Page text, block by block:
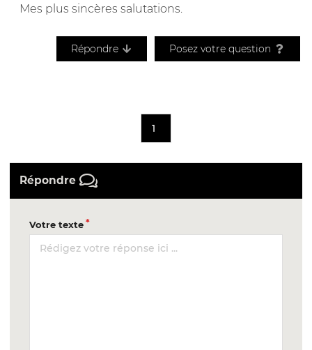
Mes plus sincères salutations.
Répondre Posez votre question
1
Répondre
Votre texte